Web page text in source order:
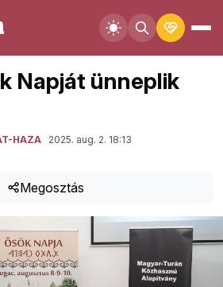
Napját ünneplik
HAZA
2025. aug. 2. 18:13
Megosztás